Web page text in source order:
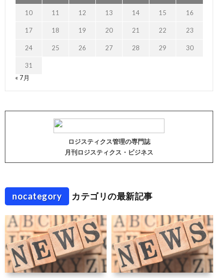
10 11 12 13 14 15 16
17 18 19 20 21 22 23
24 25 26 27 28 29 30
31
« 7月
ロジスティクス管理の専門誌
月刊ロジスティクス・ビジネス
nocategory カテゴリの最新記事